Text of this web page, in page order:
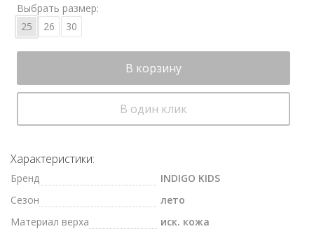
Выбрать размер:
25
26 30
В корзину
В один клик
Характеристики:
Бренд
INDIGO KIDS
Сезон
лето
Материал верха
иск. кожа